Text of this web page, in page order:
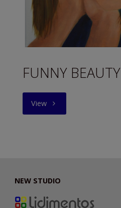
FUNNY BEAUTY
View"FUNNY
NEW STUDIO